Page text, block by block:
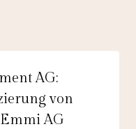
AG:
von
AG